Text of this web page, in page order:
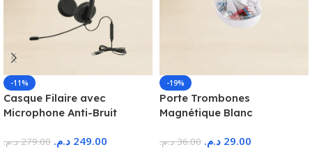
-11%
Casque Filaire avec
Microphone Anti-Bruit
279.00 د.م. 249.00 د.م.
-19%
Porte Trombones
Magnétique Blanc
36.00 د.م. 29.00 د.م.